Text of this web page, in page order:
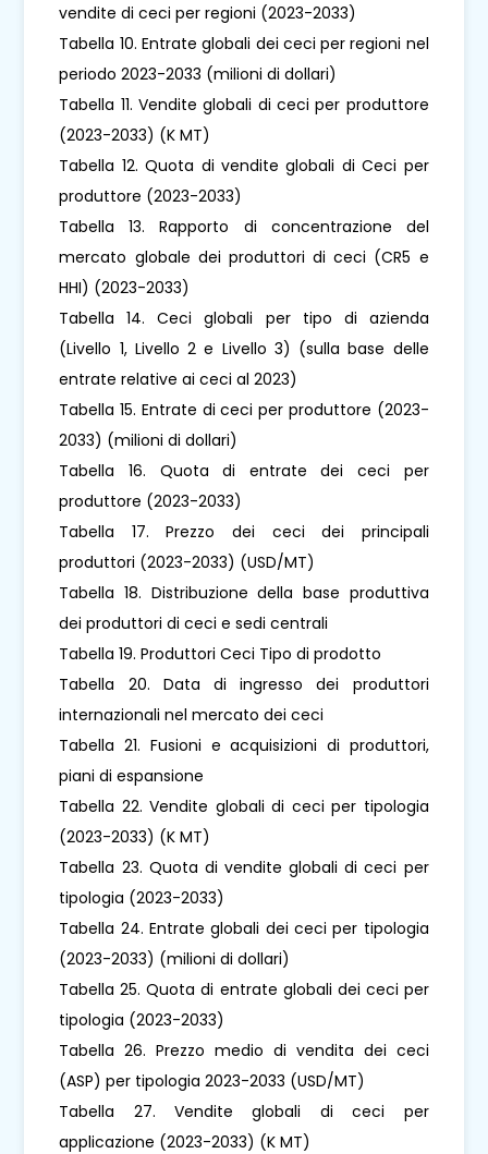
vendite di ceci per regioni (2023-2033)
Tabella 10. Entrate globali dei ceci per regioni nel
periodo 2023-2033 (milioni di dollari)
Tabella 11. Vendite globali di ceci per produttore
(2023-2033) (K MT)
Tabella 12. Quota di vendite globali di Ceci per
produttore (2023-2033)
Tabella 13. Rapporto di concentrazione del
mercato globale dei produttori di ceci (CR5 e
HHI) (2023-2033)
Tabella 14. Ceci globali per tipo di azienda
(Livello 1, Livello 2 e Livello 3) (sulla base delle
entrate relative ai ceci al 2023)
Tabella 15. Entrate di ceci per produttore (2023-
2033) (milioni di dollari)
Tabella 16. Quota di entrate dei ceci per
produttore (2023-2033)
Tabella 17. Prezzo dei ceci dei principali
produttori (2023-2033) (USD/MT)
Tabella 18. Distribuzione della base produttiva
dei produttori di ceci e sedi centrali
Tabella 19. Produttori Ceci Tipo di prodotto
Tabella 20. Data di ingresso dei produttori
internazionali nel mercato dei ceci
Tabella 21. Fusioni e acquisizioni di produttori,
piani di espansione
Tabella 22. Vendite globali di ceci per tipologia
(2023-2033) (K MT)
Tabella 23. Quota di vendite globali di ceci per
tipologia (2023-2033)
Tabella 24. Entrate globali dei ceci per tipologia
(2023-2033) (milioni di dollari)
Tabella 25. Quota di entrate globali dei ceci per
tipologia (2023-2033)
Tabella 26. Prezzo medio di vendita dei ceci
(ASP) per tipologia 2023-2033 (USD/MT)
Tabella 27. Vendite globali di ceci per
applicazione (2023-2033) (K MT)